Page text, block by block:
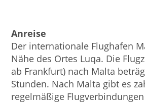
Anreise
Der internationale Flughafen
Nähe des Ortes Luqa. Die
ab Frankfurt) nach Malta
Stunden. Nach Malta gibt es
regelmäßige